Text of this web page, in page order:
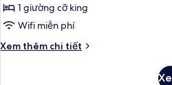
1
giường
king,
1 giường cỡ king
Wifi miễn phí
Xem thêm chi tiết
Chi